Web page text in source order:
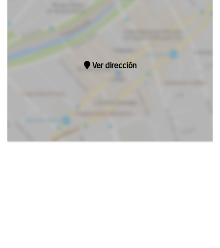
Ver dirección